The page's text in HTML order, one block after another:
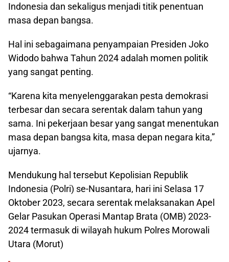
Indonesia dan sekaligus menjadi titik penentuan
masa depan bangsa.
Hal ini sebagaimana penyampaian Presiden Joko
Widodo bahwa Tahun 2024 adalah momen politik
yang sangat penting.
“Karena kita menyelenggarakan pesta demokrasi
terbesar dan secara serentak dalam tahun yang
sama. Ini pekerjaan besar yang sangat menentukan
masa depan bangsa kita, masa depan negara kita,”
ujarnya.
Mendukung hal tersebut Kepolisian Republik
Indonesia (Polri) se-Nusantara, hari ini Selasa 17
Oktober 2023, secara serentak melaksanakan Apel
Gelar Pasukan Operasi Mantap Brata (OMB) 2023-
2024 termasuk di wilayah hukum Polres Morowali
Utara (Morut)